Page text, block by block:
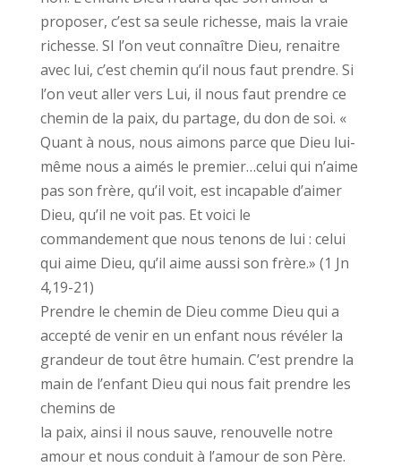
proposer, c’est sa seule richesse, mais la vraie
richesse. SI l’on veut connaître Dieu, renaitre
avec lui, c’est chemin qu’il nous faut prendre. Si
l’on veut aller vers Lui, il nous faut prendre ce
chemin de la paix, du partage, du don de soi. «
Quant à nous, nous aimons parce que Dieu lui-
même nous a aimés le premier…celui qui n’aime
pas son frère, qu’il voit, est incapable d’aimer
Dieu, qu’il ne voit pas. Et voici le
commandement que nous tenons de lui : celui
qui aime Dieu, qu’il aime aussi son frère.» (1 Jn
4,19-21)
Prendre le chemin de Dieu comme Dieu qui a
accepté de venir en un enfant nous révéler la
grandeur de tout être humain. C’est prendre la
main de l’enfant Dieu qui nous fait prendre les
chemins de
la paix, ainsi il nous sauve, renouvelle notre
amour et nous conduit à l’amour de son Père.